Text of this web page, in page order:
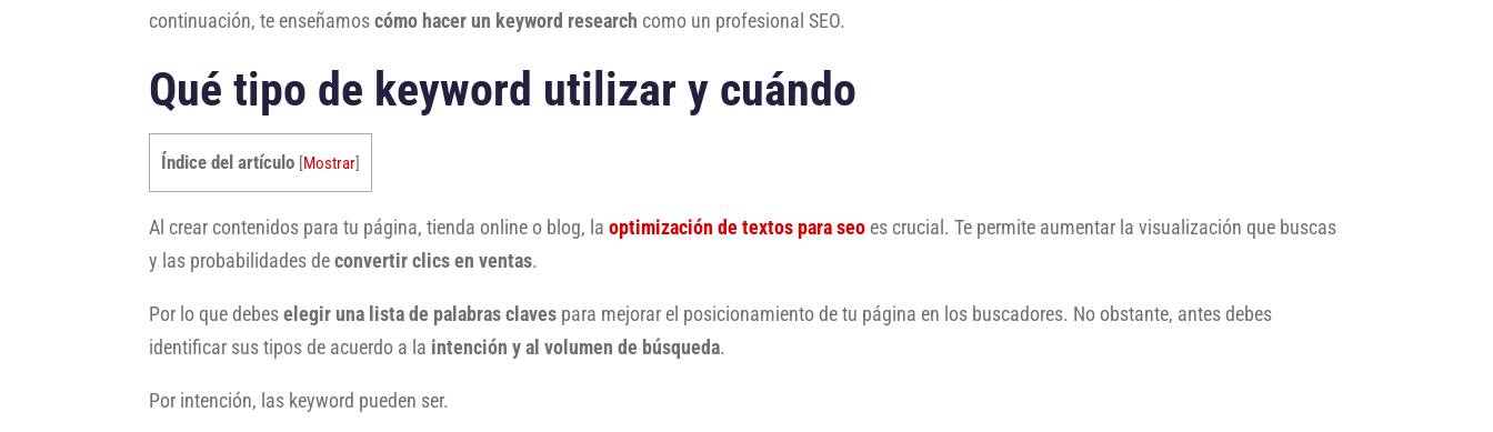
continuación, te enseñamoscómo hacer un keyword research como un profesional SEO.
Qué tipo de keyword utilizar y cuándo
Índice del artículo [Mostrar]
Al crear contenidos para tu página, tienda online o blog, laoptimización de textos para seo es crucial. Te permite aumentar la visualización que buscas
y las probabilidades deconvertir clics en ventas.
Por lo que debeselegir una lista de palabras claves para mejorar el posicionamiento de tu página en los buscadores. No obstante, antes debes
identificar sus tipos de acuerdo a la intención y al volumen de búsqueda.
Por intención, las keyword pueden ser.